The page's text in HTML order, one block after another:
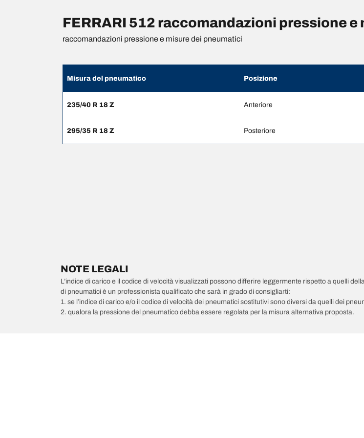
FERRARI 512 raccomandazioni pressione
raccomandazioni pressione e misure dei pneumatici
Misura del pneumatico Posizione
235/40 R 18 Z Anteriore
295/35 R 18 Z Posteriore
NOTE LEGALI
L’indice di carico e il codice di velocità visualizzati possono differire leggermente rispetto a quelli
di pneumatici è un professionista qualificato che sarà in grado di consigliarti:
1. se l’indice di carico e/o il codice di velocità dei pneumatici sostitutivi sono diversi da quelli dei
2. qualora la pressione del pneumatico debba essere regolata per la misura alternativa proposta.